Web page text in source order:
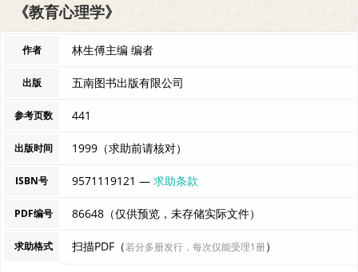
《教育心理学》
作者 林生傅主编 编者
出版 五南图书出版有限公司
参考页数 441
出版时间 1999（求助前请核对）
ISBN号 9571119121 —求助条款
PDF编号 86648（仅供预览，未存储实际文件）
求助格式 扫描PDF（若分多册发行，每次仅能受理1册）